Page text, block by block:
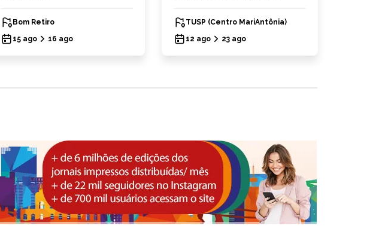
Bom Retiro
15 ago
16 ago
TUSP (Centro MariAntônia)
12 ago
23 ago